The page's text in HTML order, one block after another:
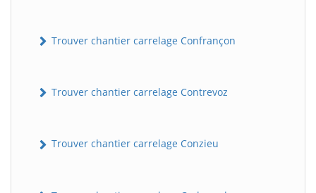
Trouver chantier carrelage Confrançon
Trouver chantier carrelage Contrevoz
Trouver chantier carrelage Conzieu
BatiWebPro